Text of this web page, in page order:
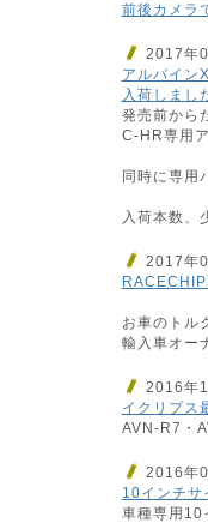
前後カメラ
2017年
アルパイン
入荷しまし
発売前から
C-HR専用
同時に専用
入荷本数、
2017年
お車のトル
輸入車オー
2016年
イクリプス
AVN-R7・
2016年
10インチサ
車種専用10